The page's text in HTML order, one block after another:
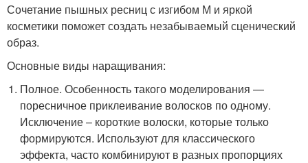
Сочетание пышных ресниц с изгибом М и яркой
косметики поможет создать незабываемый сценический
образ.
Основные виды наращивания:
Полное. Особенность такого моделирования —
поресничное приклеивание волосков по одному.
Исключение – короткие волоски, которые только
формируются. Используют для классического
эффекта, часто комбинируют в разных пропорциях